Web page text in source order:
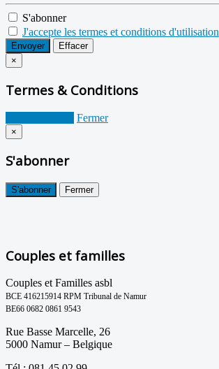
S'abonner
J'accepte les termes et conditions d'utilisation
Envoyer
Effacer
×
Termes & Conditions
Fermer
×
S'abonner
S'abonner Fermer
Couples et familles
Couples et Familles asbl
BCE 416215914 RPM Tribunal de Namur
BE66 0682 0861 9543
Rue Basse Marcelle, 26
5000 Namur – Belgique